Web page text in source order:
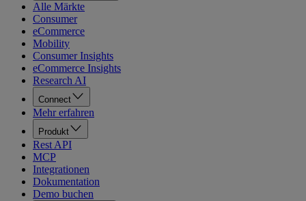
Alle Märkte
Consumer
eCommerce
Mobility
Consumer Insights
eCommerce Insights
Research AI
Connect
Mehr erfahren
Produkt
Rest API
MCP
Integrationen
Dokumentation
Demo buchen